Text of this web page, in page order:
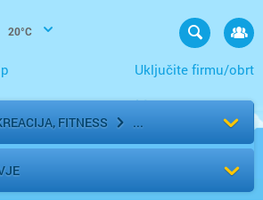
20°C
Uključite firmu/obrt
FITNESS